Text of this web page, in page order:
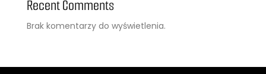
Recent Comments
Brak komentarzy do wyświetlenia.